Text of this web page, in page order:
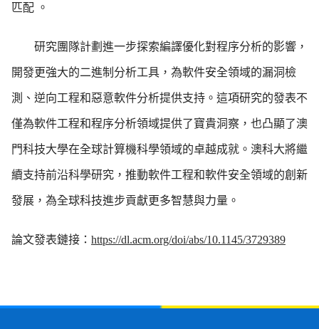
匹配 。
研究團隊計劃進一步探索編譯優化對程序分析的影響，
開發更強大的二進制分析工具，為軟件安全領域的漏洞檢
測、逆向工程和惡意軟件分析提供支持。這項研究的發表不
僅為軟件工程和程序分析領域提供了寶貴洞察，也凸顯了澳
門科技大學在全球計算機科學領域的卓越成就。澳科大將繼
續支持前沿科學研究，推動軟件工程和軟件安全領域的創新
發展，為全球科技進步貢獻更多智慧與力量。
論文發表鏈接： https://dl.acm.org/doi/abs/10.1145/3729389